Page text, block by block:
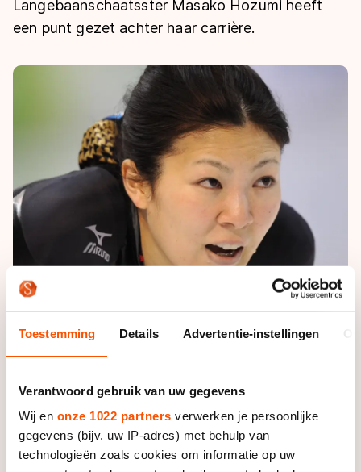
Toestemming Details Advertentie-instellingen
Verantwoord gebruik van uw gegevens
Wij en onze 1022 partners verwerken je persoonlijke
gegevens (bijv. uw IP-adres) met behulp van
technologieën zoals cookies om informatie op uw
Langebaan
Schoonrijden
Uitslagen
Shorttrack
Inlineskaten
Kunstschaatsen
Tijden & historie
Ranglijsten Langebaan
Persoonlijke records & tijden
Historie & statistiek
De weg op
Inschrijven wedstrijden
Algemene Nederlandse Schaatstijd
Deze zomer de weg op
Waar kan ik schaatsen en skaten?
Schaatsfans
Alles voor jou als schaatsfan
Evenementen
Tickets
Livestreams
Olympische Spelen
Olympische Spelen
Medaille overzicht
Medaillespiegel
Olympische uitslagen
Langebaanschaatsster Masako Hozumi heeft
een punt gezet achter haar carrière.
Datmeldt The Japan News.